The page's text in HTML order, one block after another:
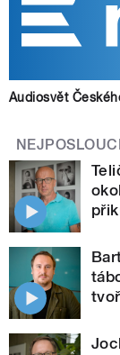
Audiosvět